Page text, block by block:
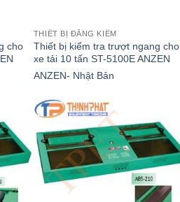
cho
THIẾT BỊ ĐĂNG KIỂM
Thiết bị kiểm tra trượt ngang cho
xe tải 10 tấn ST-5100E ANZEN
ANZEN- Nhật Bản